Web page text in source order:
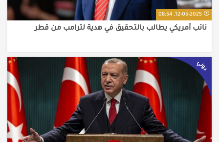
12-05-2025, 08:54
نائب أمريكي يطالب بالتحقيق في هدية لترامب من قطر
دولي